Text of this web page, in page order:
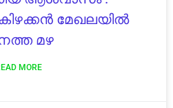
മേഖലയിൽ
മഴ
MORE